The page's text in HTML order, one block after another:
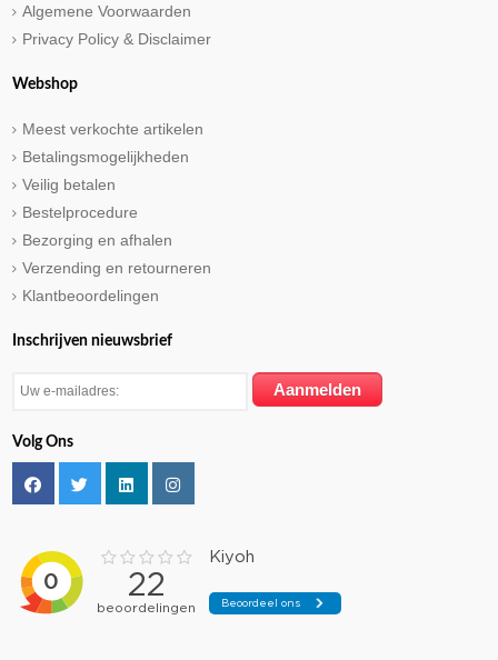
Algemene Voorwaarden
Privacy Policy & Disclaimer
Webshop
Meest verkochte artikelen
Betalingsmogelijkheden
Veilig betalen
Bestelprocedure
Bezorging en afhalen
Verzending en retourneren
Klantbeoordelingen
Inschrijven nieuwsbrief
Volg Ons